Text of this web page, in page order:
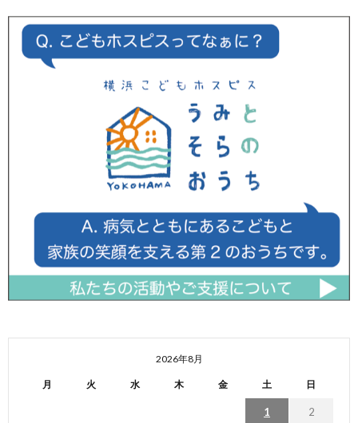
2026年8月
月 火 水 木 金 土 日
1 2